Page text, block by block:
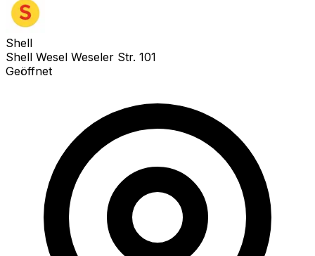
Shell
Shell Wesel Weseler Str. 101
Geöffnet